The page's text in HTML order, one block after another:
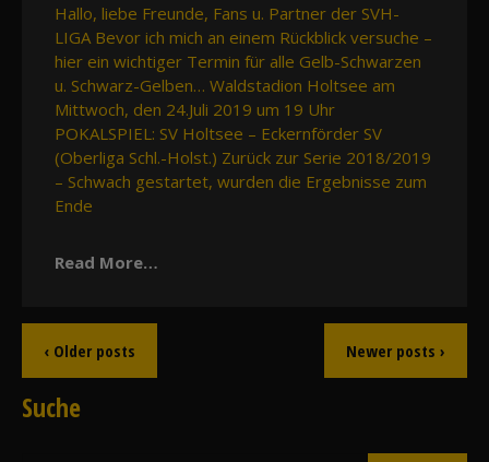
Hallo, liebe Freunde, Fans u. Partner der SVH-
LIGA Bevor ich mich an einem Rückblick versuche –
hier ein wichtiger Termin für alle Gelb-Schwarzen
u. Schwarz-Gelben… Waldstadion Holtsee am
Mittwoch, den 24.Juli 2019 um 19 Uhr
POKALSPIEL: SV Holtsee – Eckernförder SV
(Oberliga Schl.-Holst.) Zurück zur Serie 2018/2019
– Schwach gestartet, wurden die Ergebnisse zum
Ende
Read More…
‹ Older posts Newer posts ›
Suche